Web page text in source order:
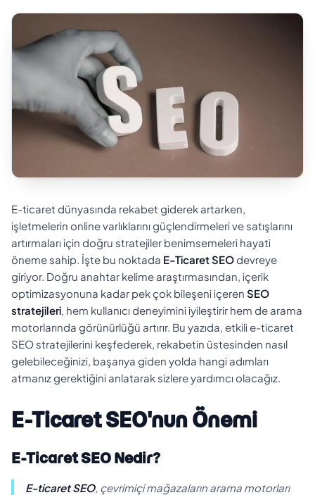
E-ticaret dünyasında rekabet giderek artarken,
işletmelerin online varlıklarını güçlendirmeleri ve satışlarını
artırmaları için doğru stratejiler benimsemeleri hayati
öneme sahip. İşte bu noktada E-Ticaret SEOdevreye
giriyor. Doğru anahtar kelime araştırmasından, içerik
optimizasyonuna kadar pek çok bileşeni içeren SEO
stratejileri, hem kullanıcı deneyimini iyileştirir hem de arama
motorlarında görünürlüğü artırır. Bu yazıda, etkili e-ticaret
SEO stratejilerini keşfederek, rekabetin üstesinden nasıl
gelebileceğinizi, başarıya giden yolda hangi adımları
atmanız gerektiğini anlatarak sizlere yardımcı olacağız.
E-Ticaret SEO'nun Önemi
E-Ticaret SEO Nedir?
E-ticaret SEO, çevrimiçi mağazaların arama motorları